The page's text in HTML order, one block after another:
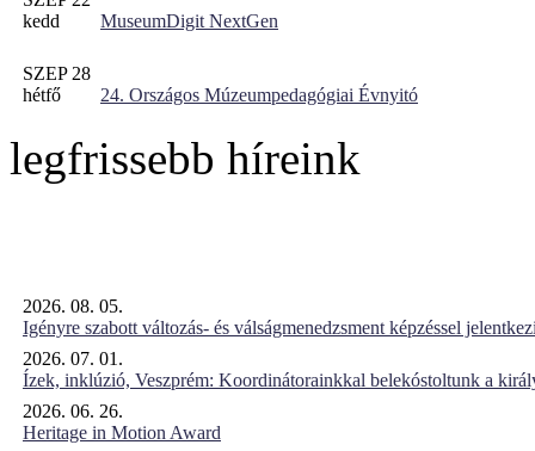
kedd
MuseumDigit NextGen
SZEP 28
hétfő
24. Országos Múzeumpedagógiai Évnyitó
legfrissebb híreink
2026. 08. 05.
Igényre szabott változás- és válságmenedzsment képzéssel
2026. 07. 01.
Ízek, inklúzió, Veszprém: Koordinátorainkkal belekóstoltunk a
2026. 06. 26.
Heritage in Motion Award